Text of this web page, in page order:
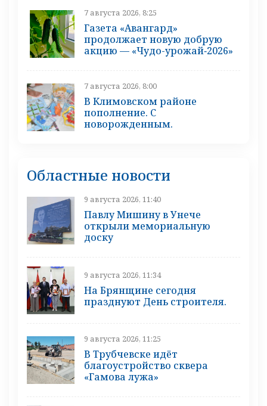
7 августа 2026, 8:25
Газета «Авангард»
продолжает новую добрую
акцию — «Чудо-урожай‑2026»
7 августа 2026, 8:00
В Климовском районе
пополнение. С
новорожденным.
Областные новости
9 августа 2026, 11:40
Павлу Мишину в Унече
открыли мемориальную
доску
9 августа 2026, 11:34
На Брянщине сегодня
празднуют День строителя.
9 августа 2026, 11:25
В Трубчевске идёт
благоустройство сквера
«Гамова лужа»